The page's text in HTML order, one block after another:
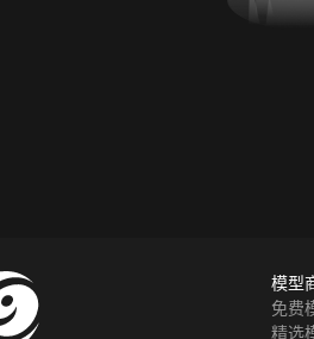
模型
免费
精选